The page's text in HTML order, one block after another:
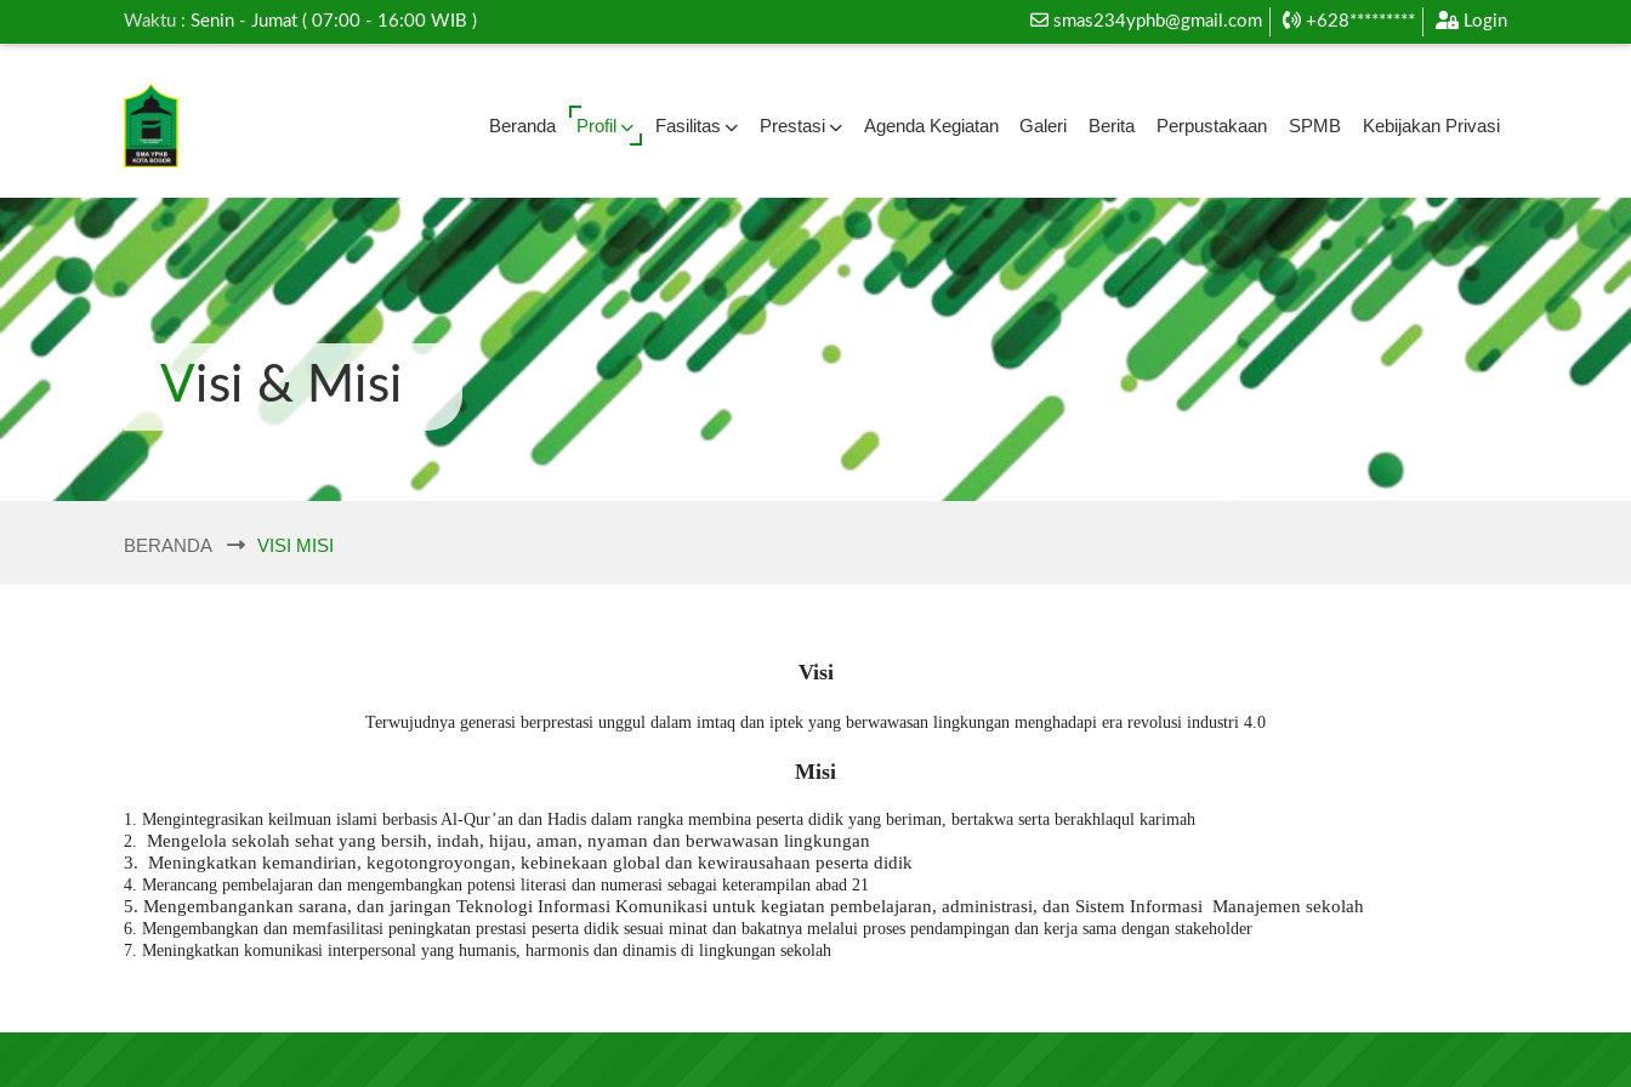
Waktu : Senin - Jumat ( 07:00 - 16:00 WIB ) smas234yphb@gmail.com +628********* Login
Beranda Profil Fasilitas Prestasi Agenda Kegiatan Galeri Berita Perpustakaan SPMB Kebijakan Privasi
Visi & Misi
BERANDA VISI MISI
Visi
Terwujudnya generasi berprestasi unggul dalam imtaq dan iptek yang berwawasan lingkungan menghadapi era revolusi industri 4.0
Misi
1. Mengintegrasikan keilmuan islami berbasis Al-Qur’an dan Hadis dalam rangka membina peserta didik yang beriman, bertakwa serta berakhlaqul karimah
2. Mengelola sekolah sehat yang bersih, indah, hijau, aman, nyaman dan berwawasan lingkungan
3. Meningkatkan kemandirian, kegotongroyongan, kebinekaan global dan kewirausahaan peserta didik
4. Merancang pembelajaran dan mengembangkan potensi literasi dan numerasi sebagai keterampilan abad 21
5. Mengembangankan sarana, dan jaringan Teknologi Informasi Komunikasi untuk kegiatan pembelajaran, administrasi, dan Sistem Informasi Manajemen sekolah
6. Mengembangkan dan memfasilitasi peningkatan prestasi peserta didik sesuai minat dan bakatnya melalui proses pendampingan dan kerja sama dengan stakeholder
7. Meningkatkan komunikasi interpersonal yang humanis, harmonis dan dinamis di lingkungan sekolah